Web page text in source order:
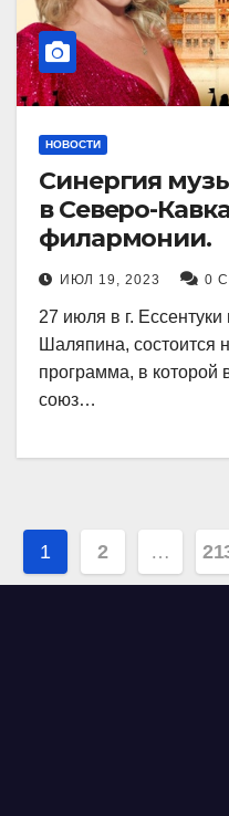
НОВОСТИ
Синергия
в Северо-
филармонии.
ИЮЛ 19, 2023 0
27 июля в г.
Шаляпина, состоится
программа, в которой
союз…
Навигация
по
1 2 …